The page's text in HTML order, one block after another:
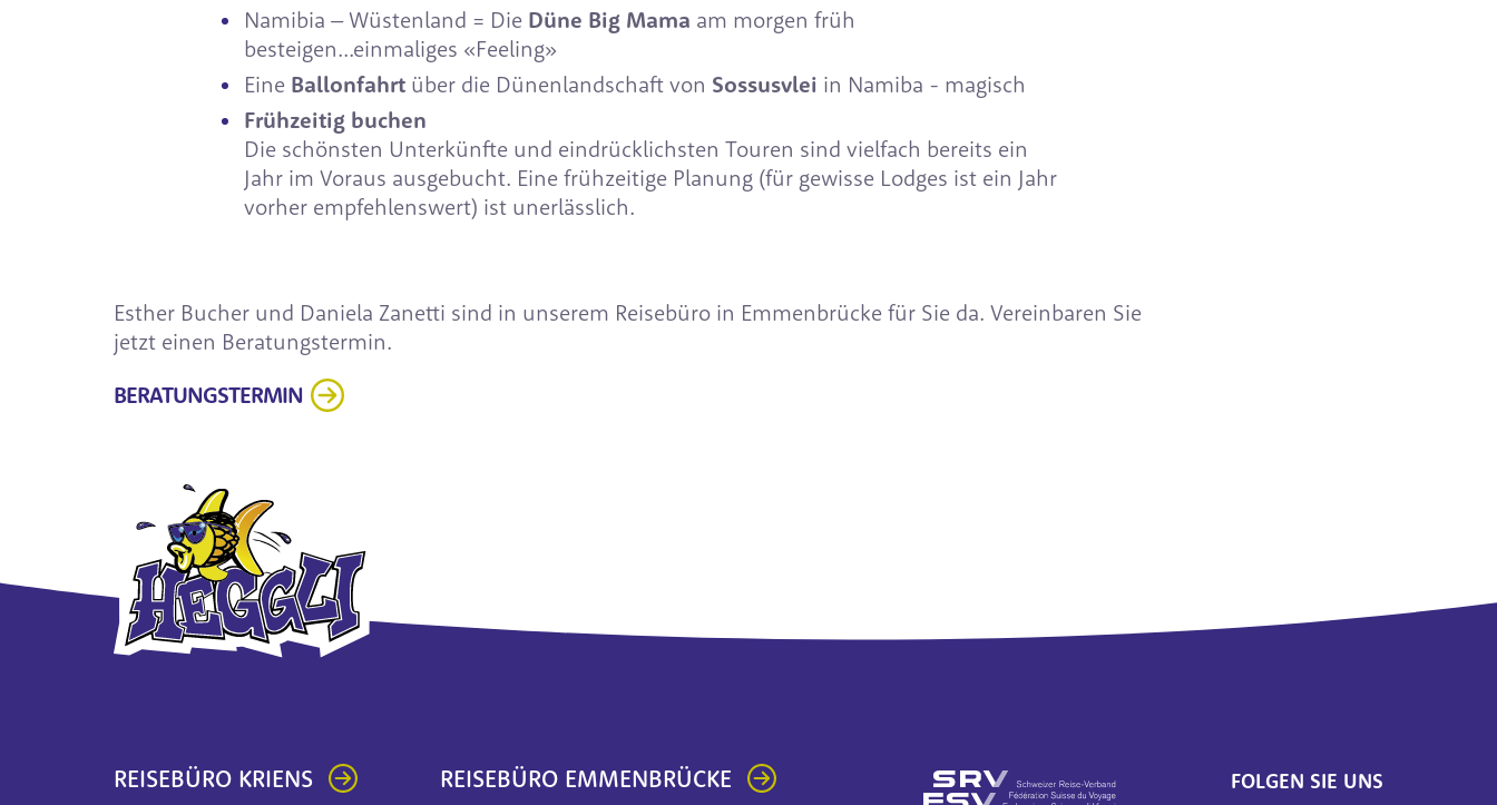
Namibia – Wüstenland = Die Düne Big Mama am morgen früh
besteigen...einmaliges «Feeling»
Eine Ballonfahrt über die Dünenlandschaft von Sossusvlei in Namiba - magisch
Frühzeitig buchen
Die schönsten Unterkünfte und eindrücklichsten Touren sind vielfach bereits ein
Jahr im Voraus ausgebucht. Eine frühzeitige Planung (für gewisse Lodges ist ein Jahr
vorher empfehlenswert) ist unerlässlich.
Esther Bucher und Daniela Zanetti sind in unserem Reisebüro in Emmenbrücke für Sie da. Vereinbaren Sie
jetzt einen Beratungstermin.
BERATUNGSTERMIN
REISEBÜRO KRIENS REISEBÜRO EMMENBRÜCKE FOLGEN SIE UNS